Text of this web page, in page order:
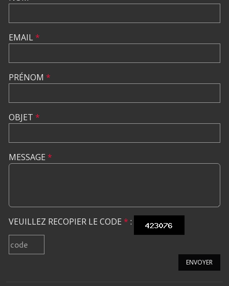
EMAIL*
PRÉNOM *
OBJET *
MESSAGE *
VEUILLEZ RECOPIER LE CODE * :
ENVOYER